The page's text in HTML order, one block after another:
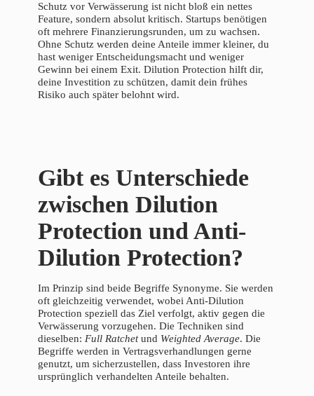
Schutz vor Verwässerung ist nicht bloß ein nettes
Feature, sondern absolut kritisch. Startups benötigen
oft mehrere Finanzierungsrunden, um zu wachsen.
Ohne Schutz werden deine Anteile immer kleiner, du
hast weniger Entscheidungsmacht und weniger
Gewinn bei einem Exit. Dilution Protection hilft dir,
deine Investition zu schützen, damit dein frühes
Risiko auch später belohnt wird.
Gibt es Unterschiede
zwischen Dilution
Protection und Anti-
Dilution Protection?
Im Prinzip sind beide Begriffe Synonyme. Sie werden
oft gleichzeitig verwendet, wobei Anti-Dilution
Protection speziell das Ziel verfolgt, aktiv gegen die
Verwässerung vorzugehen. Die Techniken sind
dieselben: Full Ratchetund Weighted Average. Die
Begriffe werden in Vertragsverhandlungen gerne
genutzt, um sicherzustellen, dass Investoren ihre
ursprünglich verhandelten Anteile behalten.